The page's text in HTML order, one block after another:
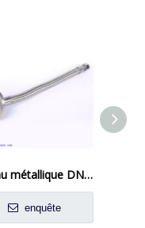
Tuyau métallique DN15 soudé pour champ chimique
enquête